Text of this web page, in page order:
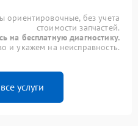
ориентировочные, без учета
стоимости запчастей.
на бесплатную диагностику.
и укажем на неисправность.
услуги